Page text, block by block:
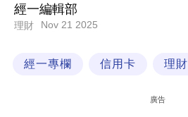
科
經一編輯部
理財 Nov 21 2025
經一專欄 信用卡 理財
廣告